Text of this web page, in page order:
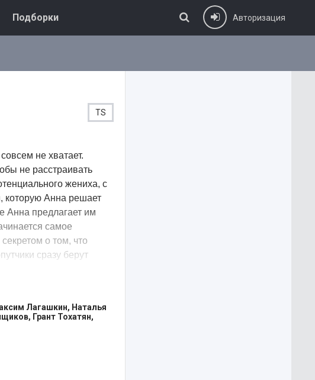
Подборки Авторизация
TS
не хватает.
не расстраивать
жениха, с
которую Анна решает
Анна предлагает им
самое
о том, что
сразу берут
богатствами, и
Лагашкин, Наталья
Грант Тохатян,